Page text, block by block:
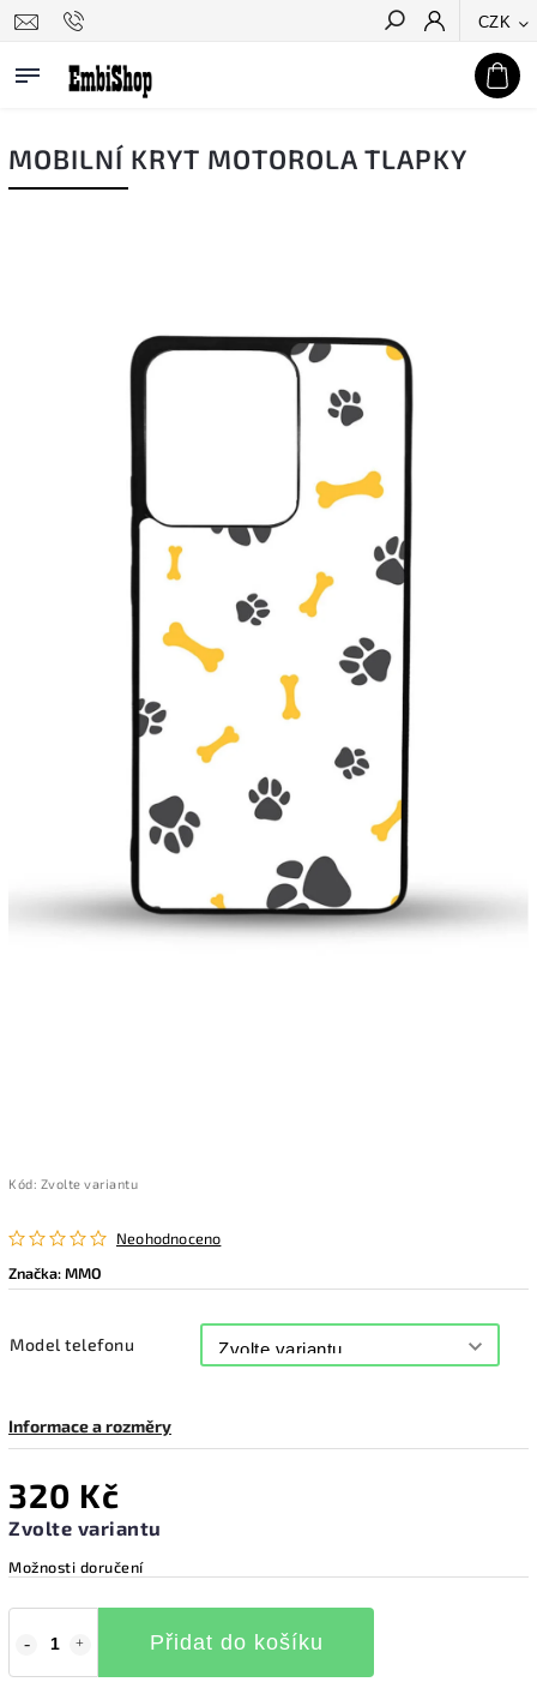
CZK
Hledat
MOBILNÍ KRYT MOTOROLA TLAPKY
Kód: Zvolte variantu
Neohodnoceno
Značka:MMO
Model telefonu
Informace a rozměry
320 Kč
Zvolte variantu
Možnosti doručení
Přidat do košíku